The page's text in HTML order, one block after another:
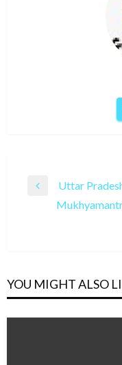
Post
navigation
Previous
Uttar
YOU MIGHT ALSO